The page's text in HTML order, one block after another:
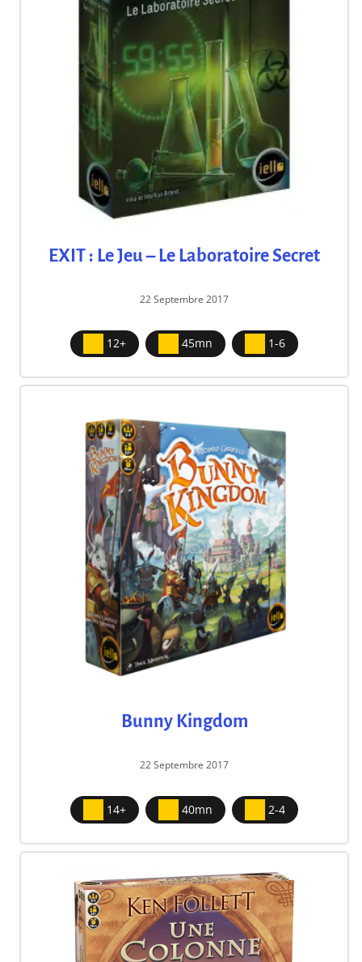
EXIT : Le Jeu – Le Laboratoire Secret
22 Septembre 2017
12+ 45mn 1-6
Bunny Kingdom
22 Septembre 2017
14+ 40mn 2-4